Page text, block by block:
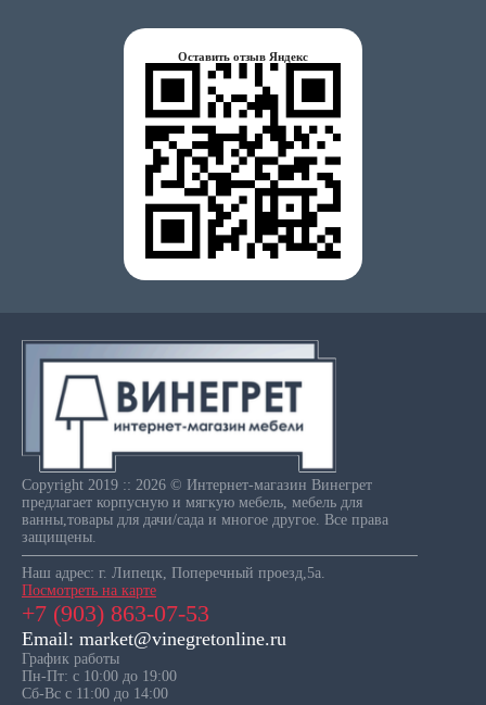
Оставить отзыв Яндекс
Copyright 2019 :: 2026 © Интернет-магазин Винегрет
предлагает корпусную и мягкую мебель, мебель для
ванны,товары для дачи/сада и многое другое. Все права
защищены.
Наш адрес: г. Липецк, Поперечный проезд,5а.
Посмотреть на карте
+7 (903) 863-07-53
Email: market@vinegretonline.ru
График работы
Пн-Пт: с 10:00 до 19:00
Сб-Вс с 11:00 до 14:00